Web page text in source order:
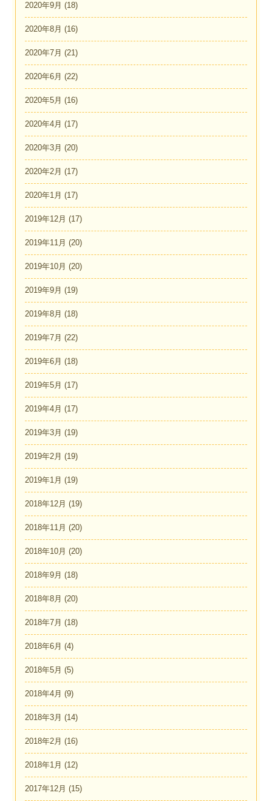
2020年9月 (18)
2020年8月 (16)
2020年7月 (21)
2020年6月 (22)
2020年5月 (16)
2020年4月 (17)
2020年3月 (20)
2020年2月 (17)
2020年1月 (17)
2019年12月 (17)
2019年11月 (20)
2019年10月 (20)
2019年9月 (19)
2019年8月 (18)
2019年7月 (22)
2019年6月 (18)
2019年5月 (17)
2019年4月 (17)
2019年3月 (19)
2019年2月 (19)
2019年1月 (19)
2018年12月 (19)
2018年11月 (20)
2018年10月 (20)
2018年9月 (18)
2018年8月 (20)
2018年7月 (18)
2018年6月 (4)
2018年5月 (5)
2018年4月 (9)
2018年3月 (14)
2018年2月 (16)
2018年1月 (12)
2017年12月 (15)